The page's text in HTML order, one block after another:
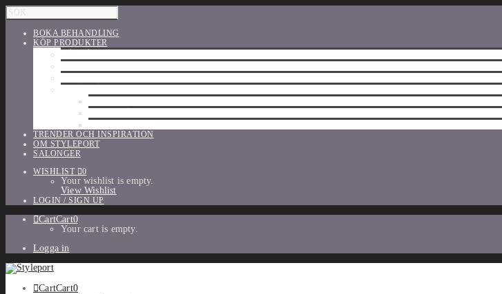
BOKA BEHANDLING
KÖP PRODUKTER
TRENDER OCH INSPIRATION
OM STYLEPORT
SALONGER
WISHLIST
0
Your wishlist is empty.
View Wishlist
LOGIN / SIGN UP
CartCart0
Your cart is empty.
Logga in
CartCart0